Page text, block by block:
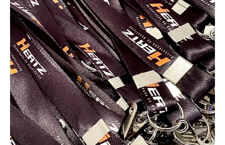
comum para uso corporativo é 20 mm, que
oferece boa visibilidade da impressão e
conforto no uso diário.
Tirantes para Crachá.
Empresas, escolas, hospitais, indústrias e organizadores de
eventos utilizam tirantes para crachá personalizados para garantir
mais organização e segurança. Produzidos com materiais de
qualidade, eles proporcionam conforto no uso diário e podem ser
personalizados com elementos visuais da marca, agregando
profissionalismo ao ambiente.
Cordinhas para crachá personalizadas.